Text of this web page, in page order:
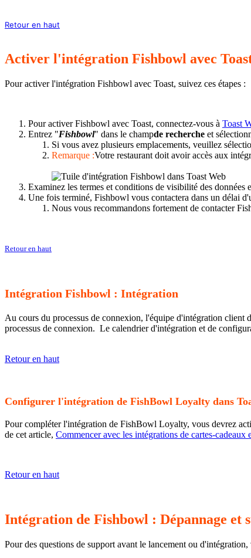
Retour en haut
Activer l'intégration Fishbowl avec
Pour activer l'intégration Fishbowl avec Toast, suivez ces étapes :
Pour activer Fishbowl avec Toast, connectez-vous à Toast
Entrez "Fishbowl" dans le champde recherche et
Si vous avez plusieurs emplacements, veuillez
Remarque :Votre restaurant doit avoir accès aux
Examinez les termes et conditions de visibilité des données
Une fois terminé, Fishbowl vous contactera dans un délai
Nous vous recommandons fortement de contacter
Retour en haut
Intégration Fishbowl : Intégration
Au cours du processus de connexion, l'équipe d'intégration client
processus de connexion. Le calendrier d'intégration et de
Retour en haut
Configurer l'intégration de FishBowl Loyalty dans
Pour compléter l'intégration de FishBowl Loyalty, vous devrez
de cet article, Commencer avec les intégrations de cartes-cadeaux
Retour en haut
Intégration de Fishbowl : Dépannage et
Pour des questions de support avant le lancement ou